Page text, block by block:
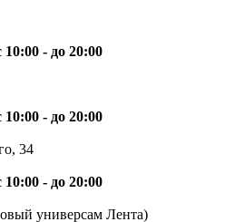
10:00 - до 20:00
10:00 - до 20:00
34
10:00 - до 20:00
универсам Лента)